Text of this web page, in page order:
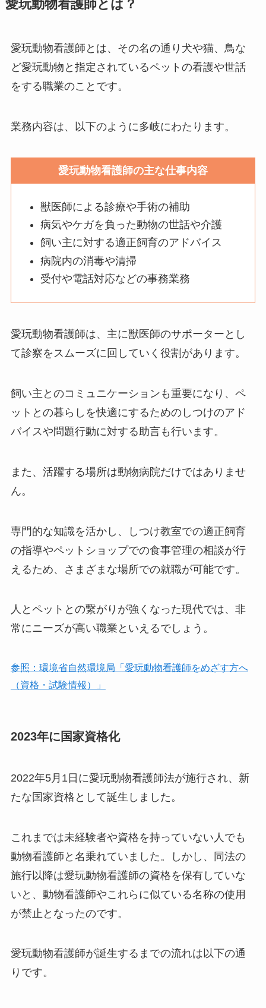
愛玩動物看護師とは？
愛玩動物看護師とは、その名の通り犬や猫、鳥な
ど愛玩動物と指定されているペットの看護や世話
をする職業のことです。
業務内容は、以下のように多岐にわたります。
愛玩動物看護師の主な仕事内容
獣医師による診療や手術の補助
病気やケガを負った動物の世話や介護
飼い主に対する適正飼育のアドバイス
病院内の消毒や清掃
受付や電話対応などの事務業務
愛玩動物看護師は、主に獣医師のサポーターとし
て診察をスムーズに回していく役割があります。
飼い主とのコミュニケーションも重要になり、ペ
ットとの暮らしを快適にするためのしつけのアド
バイスや問題行動に対する助言も行います。
また、活躍する場所は動物病院だけではありませ
ん。
専門的な知識を活かし、しつけ教室での適正飼育
の指導やペットショップでの食事管理の相談が行
えるため、さまざまな場所での就職が可能です。
人とペットとの繋がりが強くなった現代では、非
常にニーズが高い職業といえるでしょう。
参照：環境省自然環境局「愛玩動物看護師をめざす方へ
（資格・試験情報）」
2023年に国家資格化
2022年5月1日に愛玩動物看護師法が施行され、新
たな国家資格として誕生しました。
これまでは未経験者や資格を持っていない人でも
動物看護師と名乗れていました。しかし、同法の
施行以降は愛玩動物看護師の資格を保有していな
いと、動物看護師やこれらに似ている名称の使用
が禁止となったのです。
愛玩動物看護師が誕生するまでの流れは以下の通
りです。